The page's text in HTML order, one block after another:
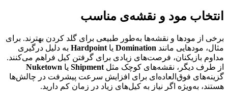
انتخاب مود و نقشه‌ی مناسب
برخی از مودها و نقشه‌ها به‌طور طبیعی برای گلد کردن بهترند. برای
مثال، مودهایی مانند Domination یا Hardpoint به دلیل درگیری
مداوم بازیکنان، فرصت‌های زیادی برای گرفتن کیل فراهم می‌کنند.
از طرف دیگر، نقشه‌های کوچک مثل Shipment یا Nuketown
گزینه‌های فوق‌العاده‌ای برای افزایش سرعت پیشرفت در چالش‌ها
هستند، به‌ویژه اگر نیاز به کیل‌های زیاد در زمان کم دارید.